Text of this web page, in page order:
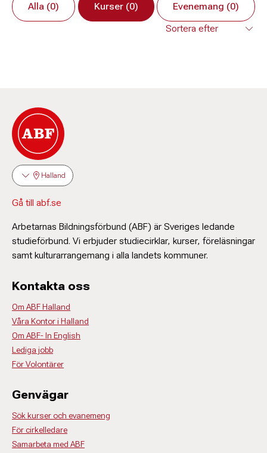
Alla (0) Kurser (0) Evenemang (0)
Halland
Gå till abf.se
Arbetarnas Bildningsförbund (ABF) är Sveriges ledande
studieförbund. Vi erbjuder studiecirklar, kurser, föreläsningar
samt kulturarrangemang i alla landets kommuner.
Kontakta oss
Om ABF Halland
Våra Kontor i Halland
Om ABF- In English
Lediga jobb
För Volontärer
Genvägar
Sök kurser och evanemeng
För cirkelledare
Samarbeta med ABF